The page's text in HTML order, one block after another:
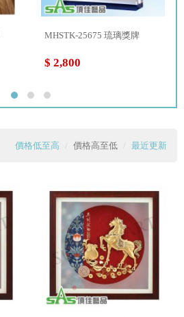
MHSTK-25675 琉璃獎牌
$ 2,800
價格低至高 價格高至低 最近更新